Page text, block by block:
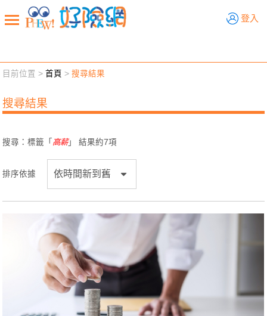
登入
新聞觀點 業務交流
退休先準備 好險學堂 輔銷工具 活動專區
目前位置 >首頁 >搜尋結果
搜尋結果
搜尋：標籤「 高薪」 結果約7項
排序依據